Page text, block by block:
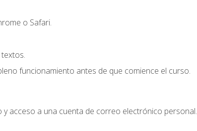
o Safari.
funcionamiento antes de que comience el curso.
acceso a una cuenta de correo electrónico personal.